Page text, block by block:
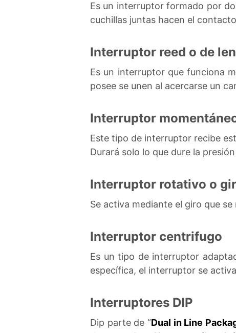
Es un interruptor formado por
cuchillas juntas hacen el
Interruptor reed o de
Es un interruptor que funciona
posee se unen al acercarse un
Interruptor
Este tipo de interruptor recibe
Durará solo lo que dure la
Interruptor rotativo o
Se activa mediante el giro que
Interruptor centrifugo
Es un tipo de interruptor
específica, el interruptor se
Interruptores DIP
Dip parte de “Dual in Line